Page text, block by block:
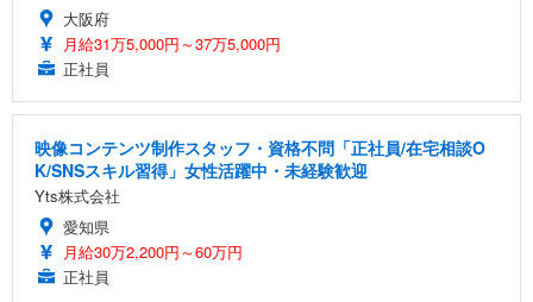
大阪府
月給31万5,000円～37万5,000円
正社員
映像コンテンツ制作スタッフ・資格不問「正社員/在宅相談O
K/SNSスキル習得」女性活躍中・未経験歓迎
Yts株式会社
愛知県
月給30万2,200円～60万円
正社員